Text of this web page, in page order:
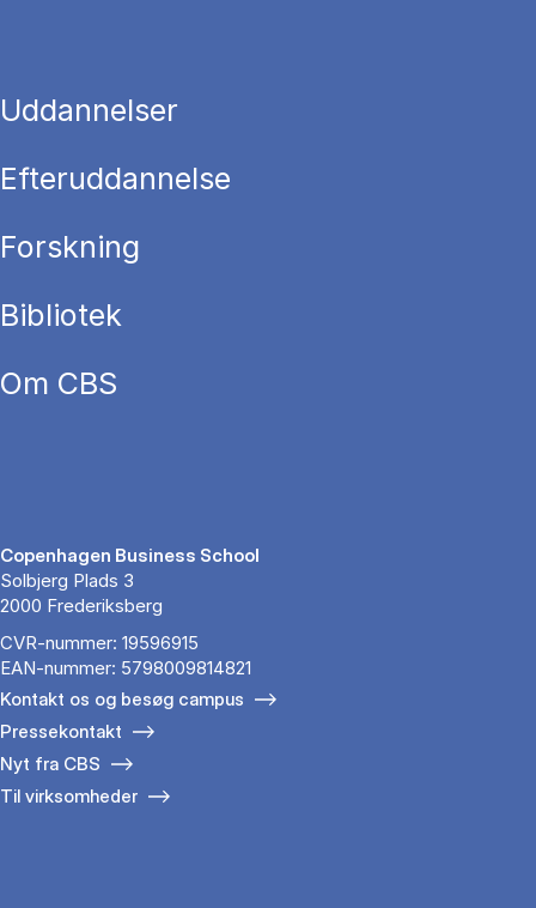
Uddannelser
Efteruddannelse
Forskning
Bibliotek
Om CBS
Copenhagen Business School
Solbjerg Plads 3
2000 Frederiksberg
CVR-nummer: 19596915
EAN-nummer: 5798009814821
Kontakt os og besøg campus
Pressekontakt
Nyt fra CBS
Til virksomheder